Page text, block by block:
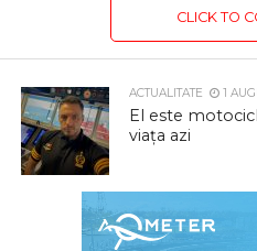
CLICK TO
ACTUALITATE 1
El este
viața azi